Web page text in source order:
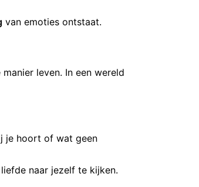
van emoties ontstaat.
leven. In een wereld
je hoort of wat geen
naar jezelf te kijken.